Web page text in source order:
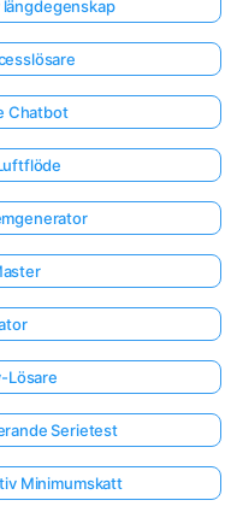
Chatbot
Lösare
Serietest
Minimumskatt